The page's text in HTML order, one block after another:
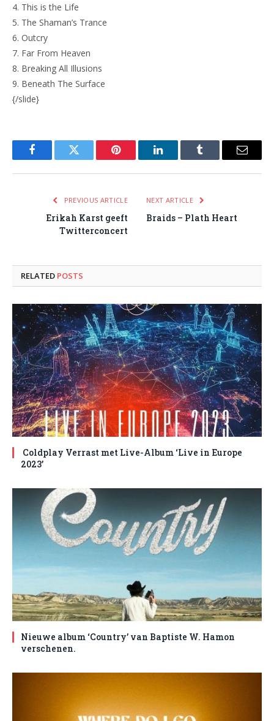
4. This is the Life
5. The Shaman’s Trance
6. Outcry
7. Far From Heaven
8. Breaking All Illusions
9. Beneath The Surface
{/slide}
FacebookTwitter Pinterest LinkedInTumblr Email
PREVIOUS ARTICLE
Erikah Karst geeft
Twitterconcert
NEXT ARTICLE
Braids – Plath Heart
RELATED POSTS
Coldplay Verrast met Live-Album ‘Live in Europe
2023’
Nieuwe album ‘Country’ van Baptiste W. Hamon
verschenen.